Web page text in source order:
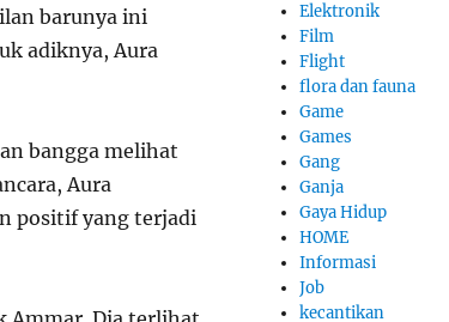
barunya ini
adiknya, Aura
bangga melihat
Aura
positif yang terjadi
Elektronik
Film
Flight
flora dan fauna
Game
Games
Gang
Ganja
Gaya Hidup
HOME
Informasi
Job
kecantikan